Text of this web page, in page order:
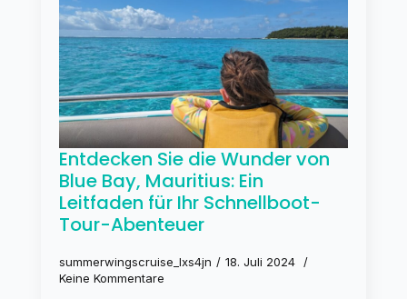
Entdecken Sie die Wunder von
Blue Bay, Mauritius: Ein
Leitfaden für Ihr Schnellboot-
Tour-Abenteuer
summerwingscruise_lxs4jn
18. Juli 2024
Keine Kommentare